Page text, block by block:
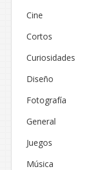
Cine
Cortos
Curiosidades
Diseño
Fotografía
General
Juegos
Música